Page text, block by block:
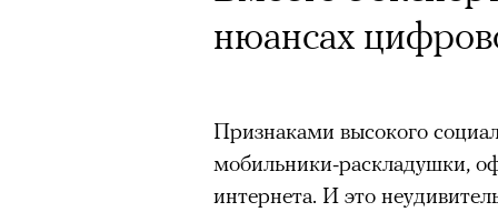
нюансах
Признаками высокого
мобильники-раскладушки,
интернета. И это
горы
Психологи и
высота меняет